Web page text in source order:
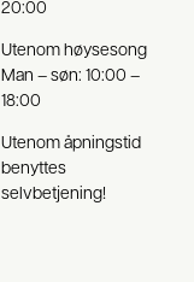
20:00
Utenom høysesong
Man – søn: 10:00 –
18:00
Utenom åpningstid
benyttes
selvbetjening!